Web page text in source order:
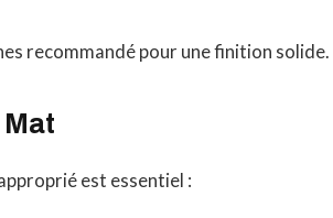
recommandé pour une finition solide.
est essentiel :